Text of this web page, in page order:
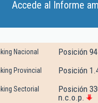
Accede al Informe
Nacional Posición
Provincial Posición
Sectorial
Posición
n.c.o.p.